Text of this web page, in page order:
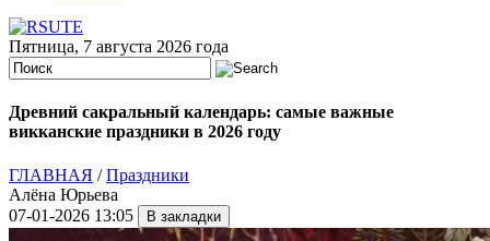
Пятница, 7 августа 2026 года
Древний сакральный календарь: самые важные
викканские праздники в 2026 году
ГЛАВНАЯ /Праздники
Алёна Юрьева
07-01-2026 13:05